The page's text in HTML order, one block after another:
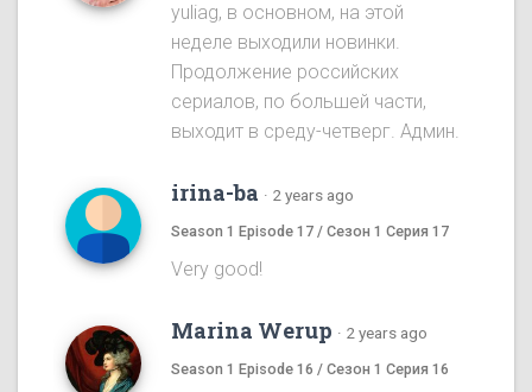
yuliag, в основном, на этой
неделе выходили новинки.
Продолжение российских
сериалов, по большей части,
выходит в среду-четверг. Админ.
irina-ba · 2 years ago
Season 1 Episode 17 / Сезон 1 Серия 17
Very good!
Marina Werup · 2 years ago
Season 1 Episode 16 / Сезон 1 Серия 16